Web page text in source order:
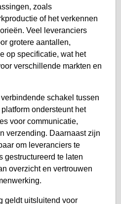
zoals
of het verkennen
Veel leveranciers
grotere aantallen,
op specificatie, wat het
verschillende markten en
schakel tussen
ondersteunt het
voor communicatie,
verzending. Daarnaast zijn
om leveranciers te
gestructureerd te laten
overzicht en vertrouwen
geldt uitsluitend voor